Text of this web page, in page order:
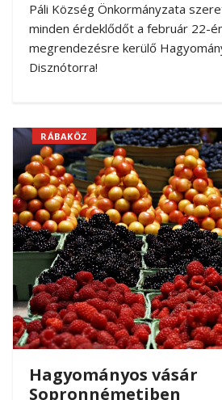
Páli Község Önkormányzata
minden érdeklődőt a február 22-
megrendezésre kerülő
Disznótorra!
Hagyományos vásár
Sopronnémetiben
RÁBAKÖZ